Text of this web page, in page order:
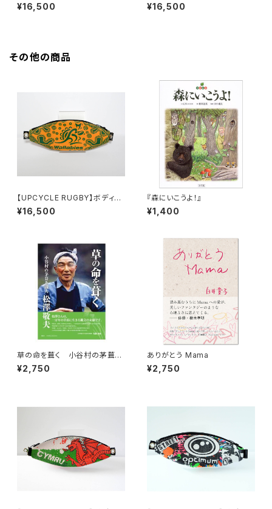
ッグ（Wallabies Type-A）
¥16,500
ッグ（Wales Type-B）
¥16,500
その他の商品
【UPCYCLE RUGBY】ボディバ
ッグ（Wallabies Type-A）
¥16,500
『森にいこうよ！』
¥1,400
草の命を葺く 小谷村の茅葺き
職人 松澤敬夫
¥2,750
ありがとう Mama
¥2,750